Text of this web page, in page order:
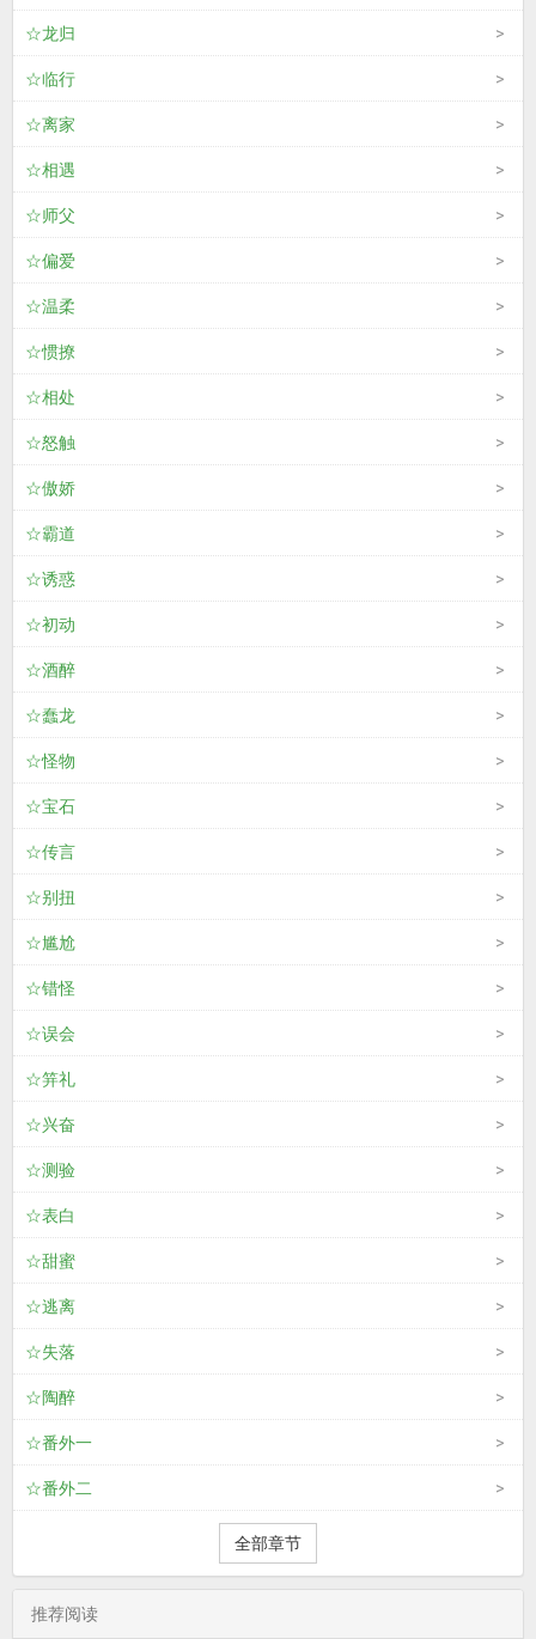
☆龙归
☆临行
☆离家
☆相遇
☆师父
☆偏爱
☆温柔
☆惯撩
☆相处
☆怒触
☆傲娇
☆霸道
☆诱惑
☆初动
☆酒醉
☆蠢龙
☆怪物
☆宝石
☆传言
☆别扭
☆尴尬
☆错怪
☆误会
☆笄礼
☆兴奋
☆测验
☆表白
☆甜蜜
☆逃离
☆失落
☆陶醉
☆番外一
☆番外二
全部章节
推荐阅读